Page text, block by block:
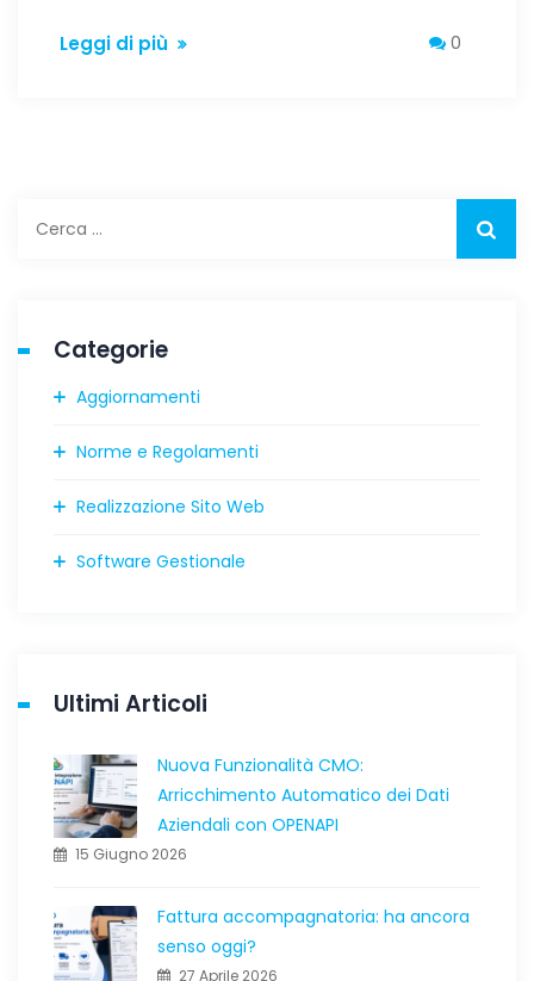
Leggi di più 0
per:
Categorie
Aggiornamenti
Norme e Regolamenti
Realizzazione Sito Web
Software Gestionale
Ultimi Articoli
Nuova Funzionalità CMO:
Arricchimento Automatico dei Dati
Aziendali con OPENAPI
15 Giugno 2026
Fattura accompagnatoria: ha ancora
senso oggi?
27 Aprile 2026